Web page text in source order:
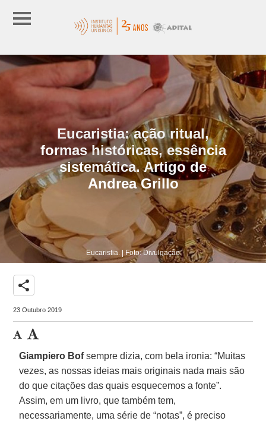
Eucaristia: ação ritual,
formas históricas, essência
sistemática. Artigo de
Andrea Grillo
Eucaristia. | Foto: Divulgação
share
23 Outubro 2019
Giampiero Bofsempre dizia, com bela ironia: “Muitas
vezes, as nossas ideias mais originais nada mais são
do que citações das quais esquecemos a fonte”.
Assim, em um livro, que também tem,
necessariamente, uma série de “notas”, é preciso